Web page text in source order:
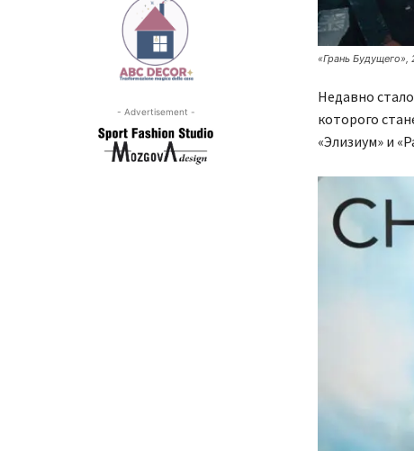
- Advertisement -
«Грань Будущего»,
Недавно
которого
«Элизиум» и